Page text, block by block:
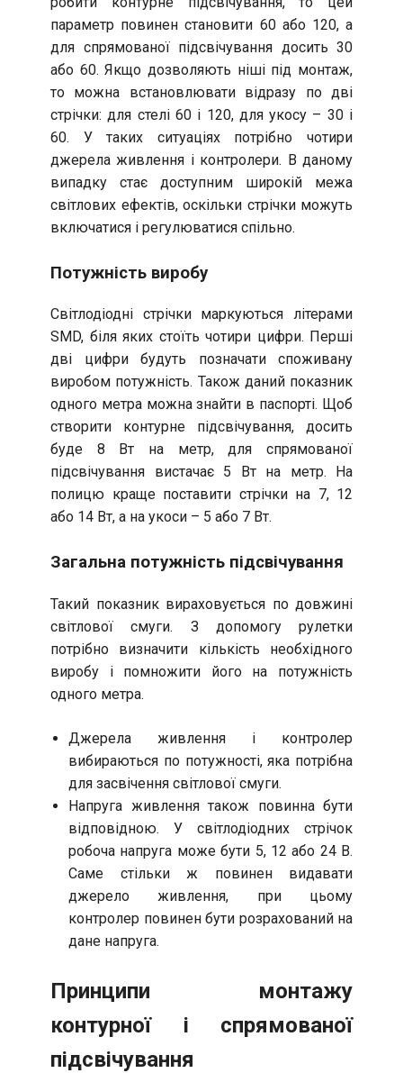
параметр повинен становити 60 або 120, а
для спрямованої підсвічування досить 30
або 60. Якщо дозволяють ніші під монтаж,
то можна встановлювати відразу по дві
стрічки: для стелі 60 і 120, для укосу – 30 і
60. У таких ситуаціях потрібно чотири
джерела живлення і контролери. В даному
випадку стає доступним широкій межа
світлових ефектів, оскільки стрічки можуть
включатися і регулюватися спільно.
Потужність виробу
Світлодіодні стрічки маркуються літерами
SMD, біля яких стоїть чотири цифри. Перші
дві цифри будуть позначати споживану
виробом потужність. Також даний показник
одного метра можна знайти в паспорті. Щоб
створити контурне підсвічування, досить
буде 8 Вт на метр, для спрямованої
підсвічування вистачає 5 Вт на метр. На
полицю краще поставити стрічки на 7, 12
або 14 Вт, а на укоси – 5 або 7 Вт.
Загальна потужність підсвічування
Такий показник вираховується по довжині
світлової смуги. З допомогу рулетки
потрібно визначити кількість необхідного
виробу і помножити його на потужність
одного метра.
Джерела живлення і контролер
вибираються по потужності, яка потрібна
для засвічення світлової смуги.
Напруга живлення також повинна бути
відповідною. У світлодіодних стрічок
робоча напруга може бути 5, 12 або 24 В.
Саме стільки ж повинен видавати
джерело живлення, при цьому
контролер повинен бути розрахований на
дане напруга.
Принципи монтажу
контурної і спрямованої
підсвічування